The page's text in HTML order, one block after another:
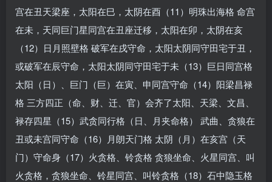
宫在丑天梁座，太阳在巳，太阴在酉（11）明珠出海格 命宫
在未，天同巨门星同宫在丑座迁移，太阳在卯，太阴在亥
（12）日月照壁格 破军在戌守命，太阳太阴同守田宅于丑，
或破军在辰守命，太阳太阴同守田宅于未（13）巨日同宫格
太阳（日）、巨门（巨）在寅、申同宫守命（14）阳梁昌禄
格 三方四正（命、财、迁、官）会齐了太阳、天梁、文昌、
禄存四星（15）武贪同行格（日、月夹命格） 武曲、贪狼在
丑或未宫同守命（16）月朗天门格 太阴（月）在亥宫（天
门）守命身（17）火贪格、铃贪格 贪狼坐命、火星同宫、叫
火贪格，贪狼坐命、铃星同宫、叫铃贪格（18）石中隐玉格